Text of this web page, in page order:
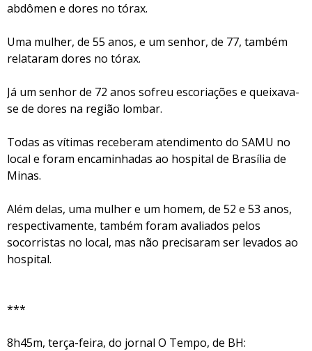
abdômen e dores no tórax.
Uma mulher, de 55 anos, e um senhor, de 77, também
relataram dores no tórax.
Já um senhor de 72 anos sofreu escoriações e queixava-
se de dores na região lombar.
Todas as vítimas receberam atendimento do SAMU no
local e foram encaminhadas ao hospital de Brasília de
Minas.
Além delas, uma mulher e um homem, de 52 e 53 anos,
respectivamente, também foram avaliados pelos
socorristas no local, mas não precisaram ser levados ao
hospital.
***
8h45m, terça-feira, do jornal O Tempo, de BH: